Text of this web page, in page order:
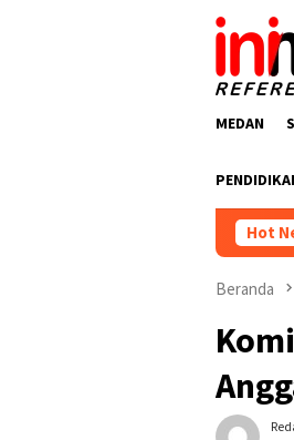
MEDAN
Hot
Polres Batu Bara Ungkap Empat
Beranda